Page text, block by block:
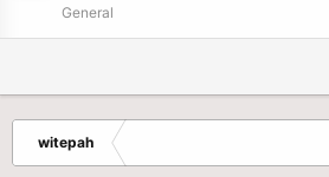
General
witepah